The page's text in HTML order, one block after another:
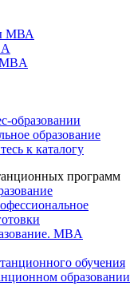
МВА
образовании
образование
к каталогу
программ
MBA
обучения
образовании